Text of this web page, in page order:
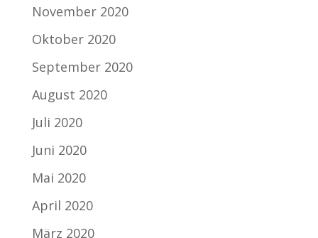
November 2020
Oktober 2020
September 2020
August 2020
Juli 2020
Juni 2020
Mai 2020
April 2020
März 2020